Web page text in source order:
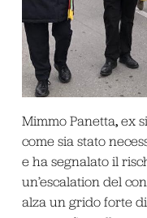
Mimmo Panetta,ex
come sia stato
e ha segnalato il
un’escalation del
alza un grido forte